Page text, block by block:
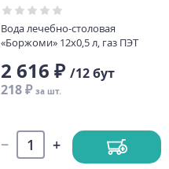
Вода лечебно-столовая
«Боржоми» 12х0,5 л, газ ПЭТ
2 616 ₽ /12 бут
218 ₽ за шт.